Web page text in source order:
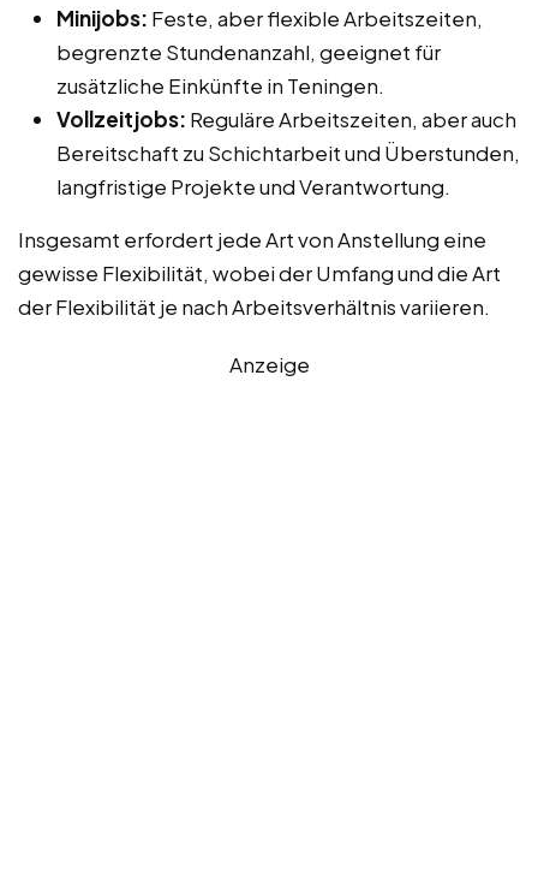
Minijobs: Feste, aber flexible Arbeitszeiten,
begrenzte Stundenanzahl, geeignet für
zusätzliche Einkünfte in Teningen.
Vollzeitjobs: Reguläre Arbeitszeiten, aber auch
Bereitschaft zu Schichtarbeit und Überstunden,
langfristige Projekte und Verantwortung.
Insgesamt erfordert jede Art von Anstellung eine
gewisse Flexibilität, wobei der Umfang und die Art
der Flexibilität je nach Arbeitsverhältnis variieren.
Anzeige